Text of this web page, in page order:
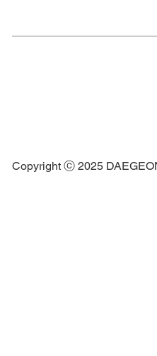
Copyright ⓒ 2025